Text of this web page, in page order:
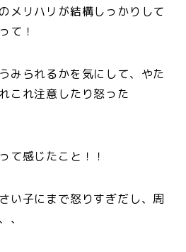
メリハリが結構しっかりして
て！
みられるかを気にして、やた
これ注意したり怒った
て感じたこと！！
い子にまで怒りすぎだし、周
、